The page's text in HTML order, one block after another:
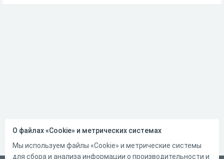
О файлах «Cookie» и метрических системах
Мы используем файлы «Cookie» и метрические системы
для сбора и анализа информации о производительности и